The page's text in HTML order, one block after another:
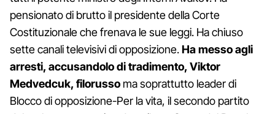
pensionato di brutto il presidente della Corte
Costituzionale che frenava le sue leggi. Ha chiuso
sette canali televisivi di opposizione.Ha messo agli
arresti, accusandolo di tradimento, Viktor
Medvedcuk, filorusso ma soprattutto leader di
Blocco di opposizione-Per la vita, il secondo partito